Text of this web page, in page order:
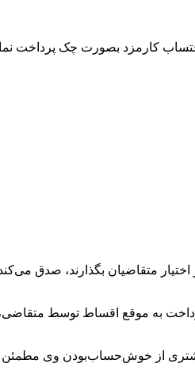
تعهد پرداخت بانکی را داشته باشد با پرداخت 50 درصد مبلغ هنگام ثبت نام میتواند مانده را ره مدت 6 ماهه و با
متقاضیان بگذارند، صدق
به موقع اقساط توسط متقاضی،
مشتری از خوش‌حساب‌بودن وی